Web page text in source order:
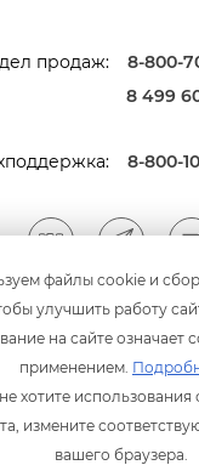
файлы cookie и сбор
улучшить работу
на сайте означает
применением.
хотите
измените
ашего браузера.
продаж:
8-800-
8 499
8-800-
Мы принимаем
анковскими